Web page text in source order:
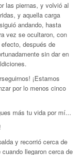
las piernas, y volvió al
y aquella carga
andando, hasta
vez se ocultaron, con
después de
sin dar en
¡Estamos
por lo menos cinco
más tu vida por mí...
y recorrió cerca de
llegaron cerca de